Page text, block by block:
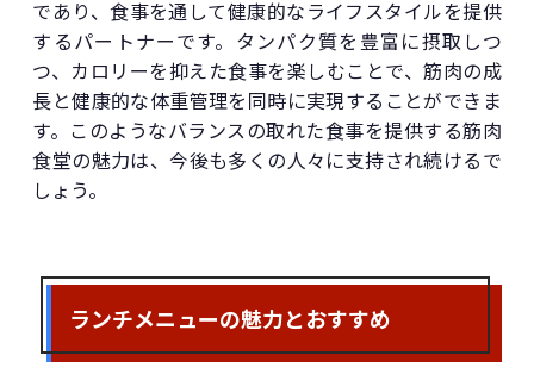
であり、食事を通して健康的なライフスタイルを提供
するパートナーです。タンパク質を豊富に摂取しつ
つ、カロリーを抑えた食事を楽しむことで、筋肉の成
長と健康的な体重管理を同時に実現することができま
す。このようなバランスの取れた食事を提供する筋肉
食堂の魅力は、今後も多くの人々に支持され続けるで
しょう。
ランチメニューの魅力とおすすめ